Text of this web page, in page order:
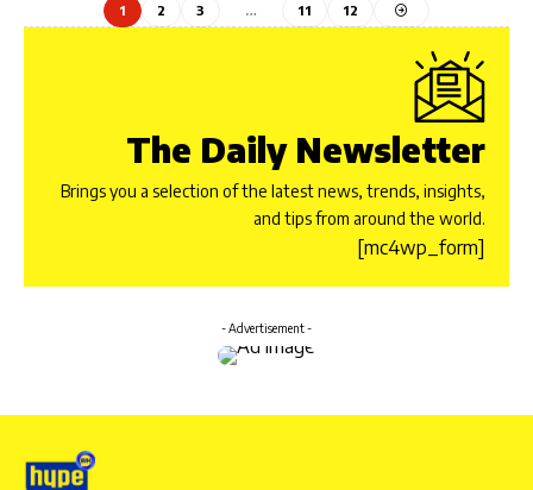
1 2 3 … 11 12
The Daily Newsletter
Brings you a selection of the latest news, trends, insights,
and tips from around the world.
[mc4wp_form]
- Advertisement -